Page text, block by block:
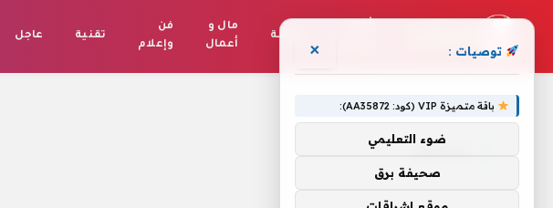
رياضة
مال و
أعمال
فن
وإعلام
تقنية عاجل
توصيات : ×
باقة متميزة VIP (كود: AA35872):
ضوء التعليمي
صحيفة برق